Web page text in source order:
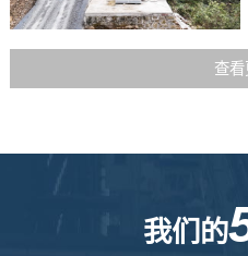
查看
我们的